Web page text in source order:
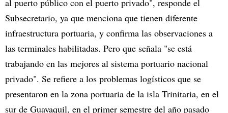
al puerto público con el puerto privado", responde el
Subsecretario, ya que menciona que tienen diferente
infraestructura portuaria, y confirma las observaciones a
las terminales habilitadas. Pero que señala "se está
trabajando en las mejores al sistema portuario nacional
privado". Se refiere a los problemas logísticos que se
presentaron en la zona portuaria de la isla Trinitaria, en el
sur de Guayaquil, en el primer semestre del año pasado